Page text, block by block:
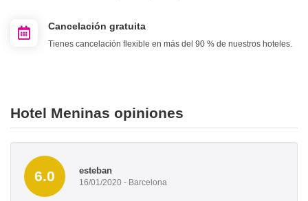
Cancelación gratuita
Tienes cancelación flexible en más del 90 % de nuestros hoteles.
Hotel Meninas opiniones
6.0 esteban
16/01/2020 - Barcelona